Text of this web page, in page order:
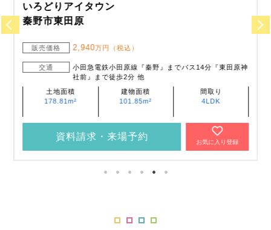
いろどりアイタウン
秦野市東田原
販売価格 2,940万円（税込）
交通
小田急電鉄小田原線『秦野』までバス14分『東田原神
社前』まで徒歩2分 他
土地面積
178.81m²
建物面積
101.85m²
間取り
4LDK
資料請求・来場予約
お気に入り登録